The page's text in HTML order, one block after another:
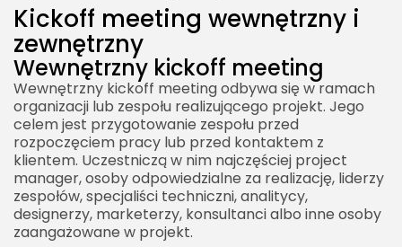
Kickoff meeting wewnętrzny i
zewnętrzny
Wewnętrzny kickoff meeting
Wewnętrzny kickoff meeting odbywa się w ramach
organizacji lub zespołu realizującego projekt. Jego
celem jest przygotowanie zespołu przed
rozpoczęciem pracy lub przed kontaktem z
klientem. Uczestniczą w nim najczęściej project
manager, osoby odpowiedzialne za realizację, liderzy
zespołów, specjaliści techniczni, analitycy,
designerzy, marketerzy, konsultanci albo inne osoby
zaangażowane w projekt.